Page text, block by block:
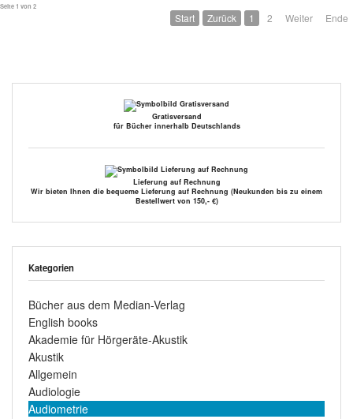
Seite 1 von 2
Start Zurück 1 2 Weiter Ende
Gratisversand
für Bücher innerhalb Deutschlands
Lieferung auf Rechnung
Wir bieten Ihnen die bequeme Lieferung auf Rechnung (Neukunden bis zu einem
Bestellwert von 150,- €)
Kategorien
Bücher aus dem Median-Verlag
English books
Akademie für Hörgeräte-Akustik
Akustik
Allgemein
Audiologie
Audiometrie